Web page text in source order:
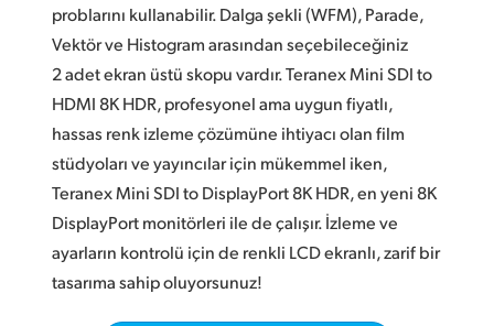
Malaysia
Netherlands
New Zealand
Norway
Portugal
problarını kullanabilir. Dalga şekli (WFM), Parade,
Vektör ve Histogram arasından seçebileceğiniz
2 adet ekran üstü skopu vardır. Teranex Mini SDI to
HDMI 8K HDR, profesyonel ama uygun fiyatlı,
hassas renk izleme çözümüne ihtiyacı olan film
stüdyoları ve yayıncılar için mükemmel iken,
Teranex Mini SDI to DisplayPort 8K HDR,en yeni 8K
DisplayPort monitörleri ile de çalışır. İzleme ve
ayarların kontrolü için de renkli LCD ekranlı, zarif bir
tasarıma sahip oluyorsunuz!